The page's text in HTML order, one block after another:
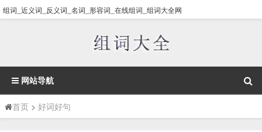
组词_近义词_反义词_名词_形容词_在线组词_组词大全网
网站导航
首页 > 好词好句